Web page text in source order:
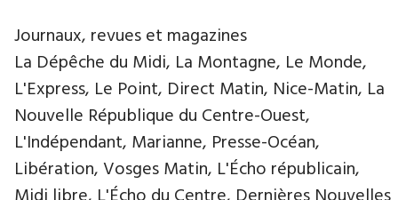
Journaux, revues et magazines
La Dépêche du Midi, La Montagne, Le Monde,
L'Express, Le Point, Direct Matin, Nice-Matin, La
Nouvelle République du Centre-Ouest,
L'Indépendant, Marianne, Presse-Océan,
Libération, Vosges Matin, L'Écho républicain,